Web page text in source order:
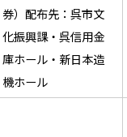
券）配布先：呉市文
化振興課・呉信用金
庫ホール・新日本造
機ホール